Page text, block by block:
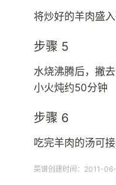
将炒好的羊肉盛
步骤 5
水烧沸腾后，撇
小火炖约50分钟
步骤 6
吃完羊肉的汤可
菜谱创建时间：2011-